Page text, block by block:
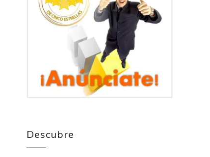
Descubre